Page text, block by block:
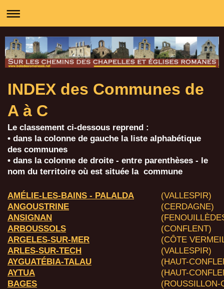
INDEX des Communes de
A à C
Le classement ci-dessous reprend :
• dans la colonne de gauche la liste alphabétique
des communes
• dans la colonne de droite - entre parenthèses - le
nom du territoire où est située la commune
AMÉLIE-LES-BAINS - PALALDA
(VALLESPIR)
ANGOUSTRINE
(CERDAGNE)
ANSIGNAN
ARBOUSSOLS
(CONFLENT)
ARGELES-SUR-MER
(CÔTE
ARLES-SUR-TECH
(VALLESPIR)
AYGUATÉBIA-TALAU
(HAUT-
AYTUA
(HAUT-
BAGES
(ROUSSILLON-